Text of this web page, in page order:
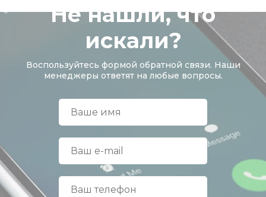
Не нашли, что
искали?
Воспользуйтесь формой обратной связи. Наши
менеджеры ответят на любые вопросы.